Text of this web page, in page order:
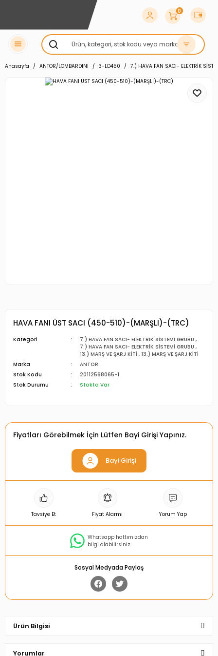
0
Anasayfa ANTOR/LOMBARDINI 3-LD450 7.) HAVA FAN SACI- ELEKTRİK
HAVA FANI ÜST SACI (450-510)-(MARŞLI)-(TRC)
Kategori 7.) HAVA FAN SACI- ELEKTRİK SİSTEMİ GRUBU ,
7.) HAVA FAN SACI- ELEKTRİK SİSTEMİ GRUBU ,
13.) MARŞ VE ŞARJ KİTİ ,13.) MARŞ VE ŞARJ KİTİ
Marka
ANTOR
Stok Kodu
20112568065-1
Stok Durumu
Stokta Var
Fiyatları Görebilmek İçin Lütfen Bayi Girişi Yapınız.
Bayi Girişi
Tavsiye Et Fiyat Alarmı Yorum Yap
Whatsapp hattımızdan
bilgi alabilirsiniz
Sosyal Medyada Paylaş
Ürün Bilgisi
Yorumlar